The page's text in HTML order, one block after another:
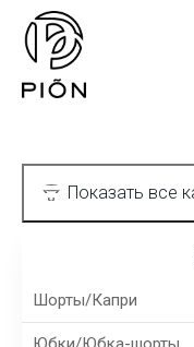
Шорты/Капри